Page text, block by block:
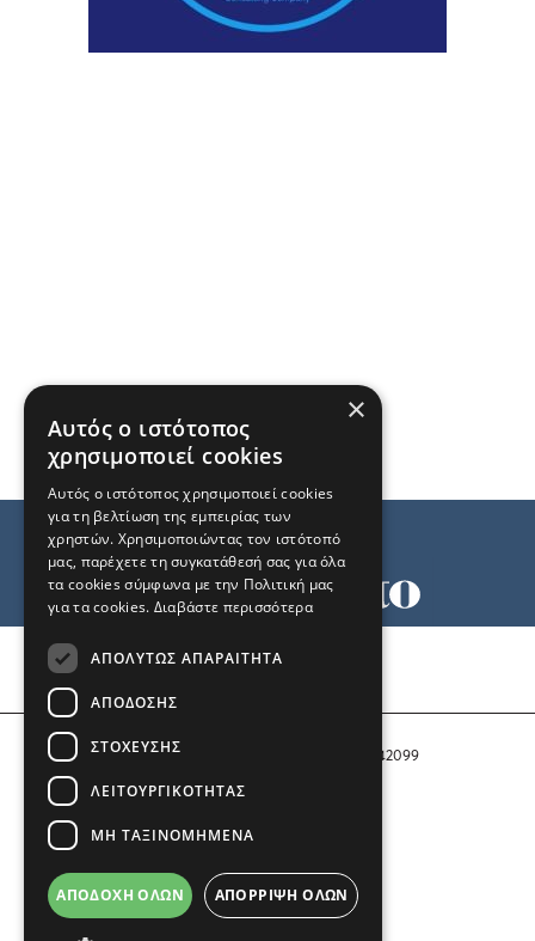
Αριθμός Πιστοποίησης Μ.Η.Τ. 242099
COPYRIGHT © 2026 Το Μανιφέστο
×
Αυτός ο ιστότοπος
χρησιμοποιεί cookies
Αυτός ο ιστότοπος χρησιμοποιεί cookies
για τη βελτίωση της εμπειρίας των
χρηστών. Χρησιμοποιώντας τον ιστότοπό
μας, παρέχετε τη συγκατάθεσή σας για όλα
τα cookies σύμφωνα με την Πολιτική μας
για τα cookies. Διαβάστε περισσότερα
ΑΠΟΛΎΤΩΣ ΑΠΑΡΑΊΤΗΤΑ
ΑΠΌΔΟΣΗΣ
ΣΤΌΧΕΥΣΗΣ
ΛΕΙΤΟΥΡΓΙΚΌΤΗΤΑΣ
ΜΗ ΤΑΞΙΝΟΜΗΜΈΝΑ
ΑΠΟΔΟΧΉ ΌΛΩΝ ΑΠΌΡΡΙΨΗ ΌΛΩΝ